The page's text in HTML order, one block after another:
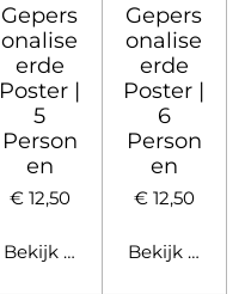
Gepers
onalise
erde
Poster |
5
Person
en
€ 12,50
Bekijk details
Gepers
onalise
erde
Poster |
6
Person
en
€ 12,50
Bekijk